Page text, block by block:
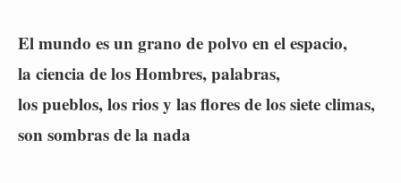
El mundo es un grano de polvo en el espacio,
la ciencia de los Hombres, palabras,
los pueblos, los rios y las flores de los siete climas,
son sombras de la nada